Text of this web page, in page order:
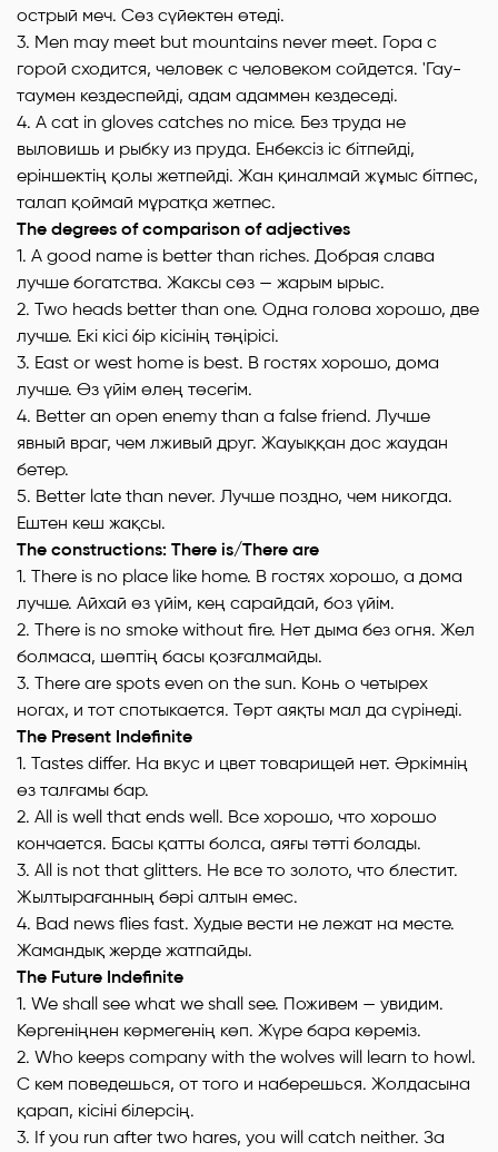
острый меч. Сөз сүйектен өтеді.
3. Men may meet but mountains never meet. Гора с
горой сходится, человек с человеком сойдется. 'Гау-
таумен кездеспейді, адам адаммен кездеседі.
4. A cat in gloves catches no mice. Без труда не
выловишь и рыбку из пруда. Енбексіз ic бітпейді,
еріншектің қолы жетпейді. Жан қиналмай жұмыс бітпес,
талап қоймай мұратқа жетпес.
The degrees of comparison of adjectives
1. A good name is better than riches. Добрая слава
лучше богатства. Жаксы сөз — жарым ырыс.
2. Two heads better than one. Одна голова хорошо, две
лучше. Екі кici 6ip кiciнiң тәңipici.
3. East or west home is best. В гостях хорошо, дома
лучше. Өз үйiм өлең төсегім.
4. Better an open enemy than a false friend. Лучше
явный враг, чем лживый друг. Жауыққан дос жаудан
бетер.
5. Better late than never. Лучше поздно, чем никогда.
Ештен кеш жақсы.
The constructions: There is/There are
1. There is no place like home. В гостях хорошо, а дома
лучше. Aйхай өз үйім, кең сарайдай, боз үйім.
2. There is no smoke without fire. Нет дыма без огня. Жел
болмаса, шөптің басы қозғалмайды.
3. There are spots even on the sun. Конь о четырех
ногах, и тот спотыкается. Төрт аяқты мал да сүрінеді.
The Present Indefinite
1. Tastes differ. На вкус и цвет товарищей нет. Әркімнің
өз талғамы бар.
2. All is well that ends well. Все хорошо, что хорошо
кончается. Басы қатты болса, аяғы тәтті болады.
3. All is not that glitters. He все то золото, что блестит.
Жылтырағанның бәрі алтын емес.
4. Bad news flies fast. Худые вести не лежат на месте.
Жамандық жерде жатпайды.
The Future Indefinite
1. We shall see what we shall see. Поживем — увидим.
Көргеніңнен көрмегенің көп. Жүре бара көреміз.
2. Who keeps company with the wolves will learn to howl.
С кем поведешься, от того и наберешься. Жолдасына
қарап, кiciнi білерсің.
3. If you run after two hares, you will catch neither. За